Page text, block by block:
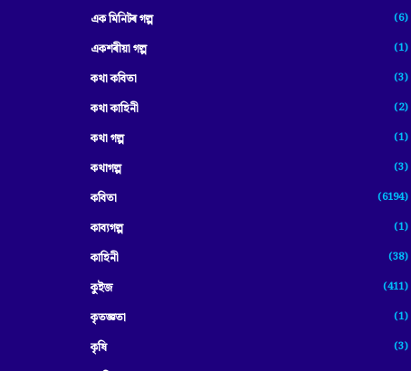
এক মিনিটৰ গল্প (6)
একশৰীয়া গল্প (1)
কথা কবিতা (3)
কথা কাহিনী (2)
কথা গল্প (1)
কথাগল্প (3)
কবিতা (6194)
কাব্যগল্প (1)
কাহিনী (38)
কুইজ (411)
কৃতজ্ঞতা (1)
কৃষি (3)